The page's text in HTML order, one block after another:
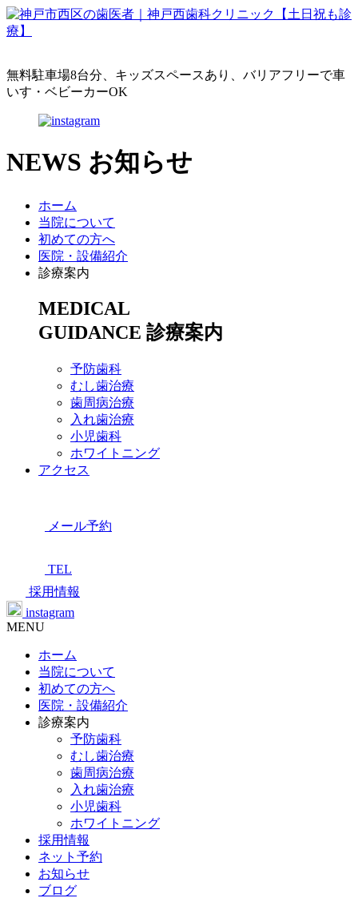
無料駐車場8台分、キッズスペースあり、バリアフリーで車
いす・ベビーカーOK
NEWS お知らせ
ホーム
当院について
初めての方へ
医院・設備紹介
診療案内
MEDICAL
GUIDANCE 診療案内
予防歯科
むし歯治療
歯周病治療
入れ歯治療
小児歯科
ホワイトニング
アクセス
メール予約
TEL
採用情報
instagram
MENU
ホーム
当院について
初めての方へ
医院・設備紹介
診療案内
予防歯科
むし歯治療
歯周病治療
入れ歯治療
小児歯科
ホワイトニング
採用情報
ネット予約
お知らせ
ブログ